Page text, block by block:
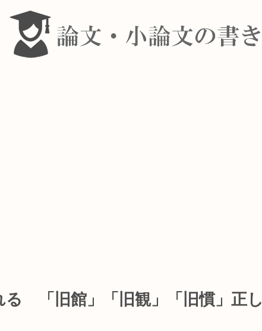
る 「旧館」「旧観」「旧慣」正し